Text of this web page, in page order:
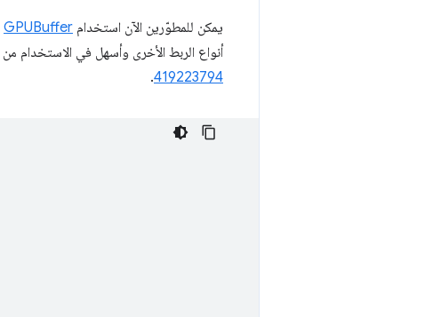
يمكن للمطوّرين الآن استخدام GPUBuffer
أنواع الربط الأخرى وأسهل في الاستخدام من
419223794
.